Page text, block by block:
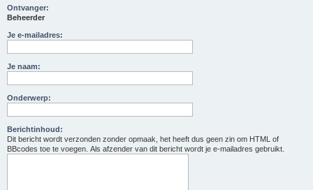
Ontvanger:
Beheerder
Je e-mailadres:
Je naam:
Onderwerp:
Berichtinhoud:
Dit bericht wordt verzonden zonder opmaak, het heeft dus geen zin om HTML of
BBcodes toe te voegen. Als afzender van dit bericht wordt je e-mailadres gebruikt.